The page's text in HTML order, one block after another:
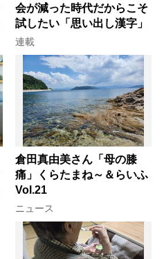
会が減った時代だからこそ
試したい「思い出し漢字」
連載
倉田真由美さん「母の膝
痛」くらたまね～＆らいふ
Vol.21
ニュース